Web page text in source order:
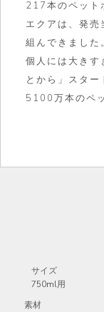
217本のペット
エクアは、発売
組んできました
個人には大きす
とから」スタ
5100万本のペ
サイズ
750ml用
素材